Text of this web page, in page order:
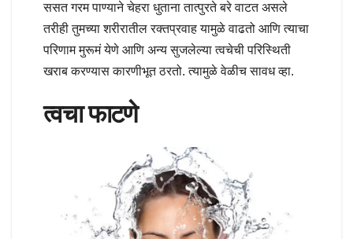
ससत गरम पाण्याने चेहरा धुताना तात्पुरते बरे वाटत असले
तरीही तुमच्या शरीरातील रक्तप्रवाह यामुळे वाढतो आणि त्याचा
परिणाम मुरूमं येणे आणि अन्य सुजलेल्या त्वचेची परिस्थिती
खराब करण्यास कारणीभूत ठरतो. त्यामुळे वेळीच सावध व्हा.
त्वचा फाटणे